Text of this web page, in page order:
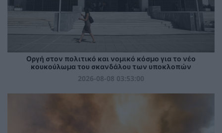
Οργή στον πολιτικό και νομικό κόσμο για το νέο
κουκούλωμα του σκανδάλου των υποκλοπών
2026-08-08 03:53:00